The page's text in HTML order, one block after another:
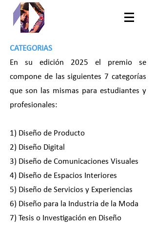
CATEGORIAS
En su edición 2025 el premio se
compone de las siguientes 7 categorías
que son las mismas para estudiantes y
profesionales:
1) Diseño de Producto
2) Diseño Digital
3) Diseño de Comunicaciones Visuales
4) Diseño de Espacios Interiores
5) Diseño de Servicios y Experiencias
6) Diseño para la Industria de la Moda
7) Tesis o Investigación en Diseño